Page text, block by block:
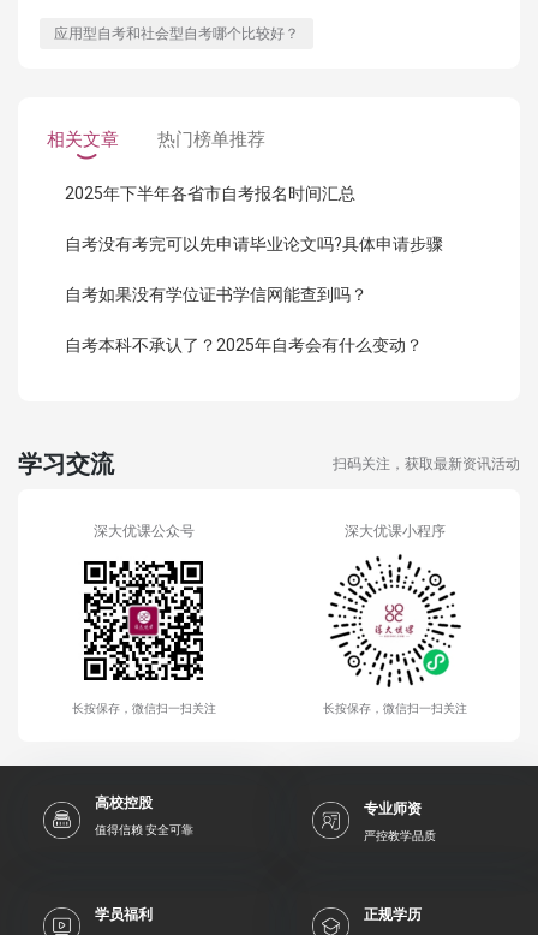
应用型自考和社会型自考哪个比较好？
相关文章 热门榜单推荐
2025年下半年各省市自考报名时间汇总
自考没有考完可以先申请毕业论文吗?具体申请步骤
自考如果没有学位证书学信网能查到吗？
自考本科不承认了？2025年自考会有什么变动？
学习交流 扫码关注，获取最新资讯活动
深大优课公众号
长按保存，微信扫一扫关注
深大优课小程序
长按保存，微信扫一扫关注
高校控股
值得信赖 安全可靠
专业师资
严控教学品质
学员福利 正规学历